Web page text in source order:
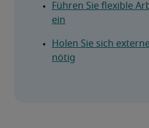
Führen Sie flexible
ein
Holen Sie sich
nötig